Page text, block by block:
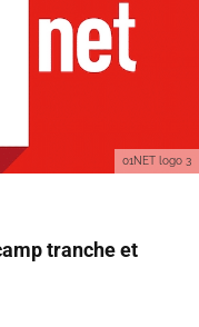
01NET logo 3
tranche et